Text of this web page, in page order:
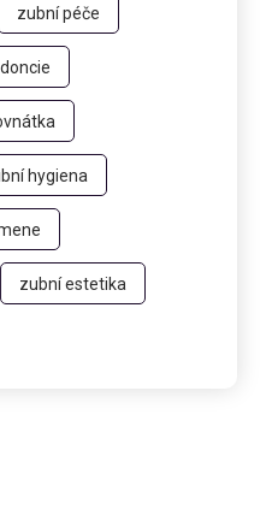
zubní péče
hygiena
zubní estetika